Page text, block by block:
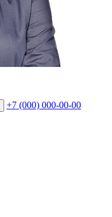
+7 (000) 000-00-00